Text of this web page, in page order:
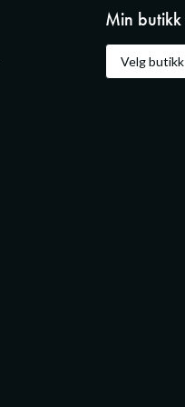
Min butikk
Velg butikk